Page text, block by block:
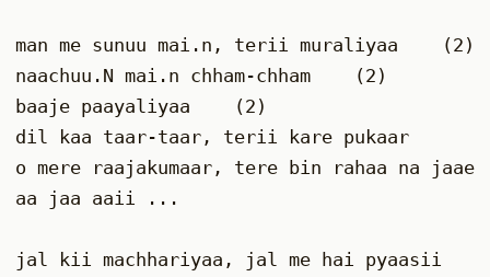
man me sunuu mai.n, terii muraliyaa    (2)
naachuu.N mai.n chham-chham    (2)
baaje paayaliyaa    (2)
dil kaa taar-taar, terii kare pukaar
o mere raajakumaar, tere bin rahaa na jaae
aa jaa aaii ...
jal kii machhariyaa, jal me hai pyaasii